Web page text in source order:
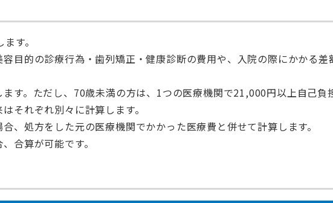
す。
目的の診療行為・歯列矯正・健康診断の費用や、入院の際にかかる
す。ただし、70歳未満の方は、1つの医療機関で21,000円以上自己負
それぞれ別々に計算します。
、処方をした元の医療機関でかかった医療費と併せて計算します。
合算が可能です。